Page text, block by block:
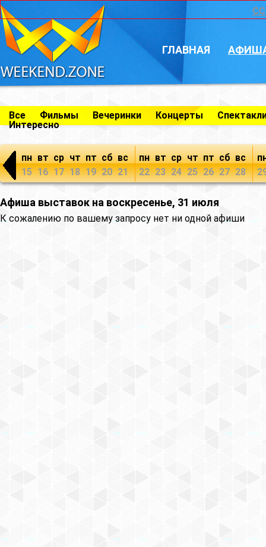
ГЛАВНАЯ
Все Фильмы Вечеринки Концерты
Интересно
пн
15
вт
16
ср
17
чт
18
пт
19
сб
20
вс
21
пн
22
вт
23
ср
24
чт
25
пт
26
сб
27
вс
28
Афиша выставок на воскресенье, 31 июля
К сожалению по вашему запросу нет ни одной афиши